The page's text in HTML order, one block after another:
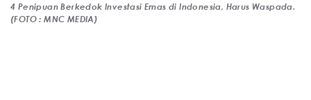
4 Penipuan Berkedok Investasi Emas di Indonesia, Harus Waspada.
(FOTO : MNC MEDIA)